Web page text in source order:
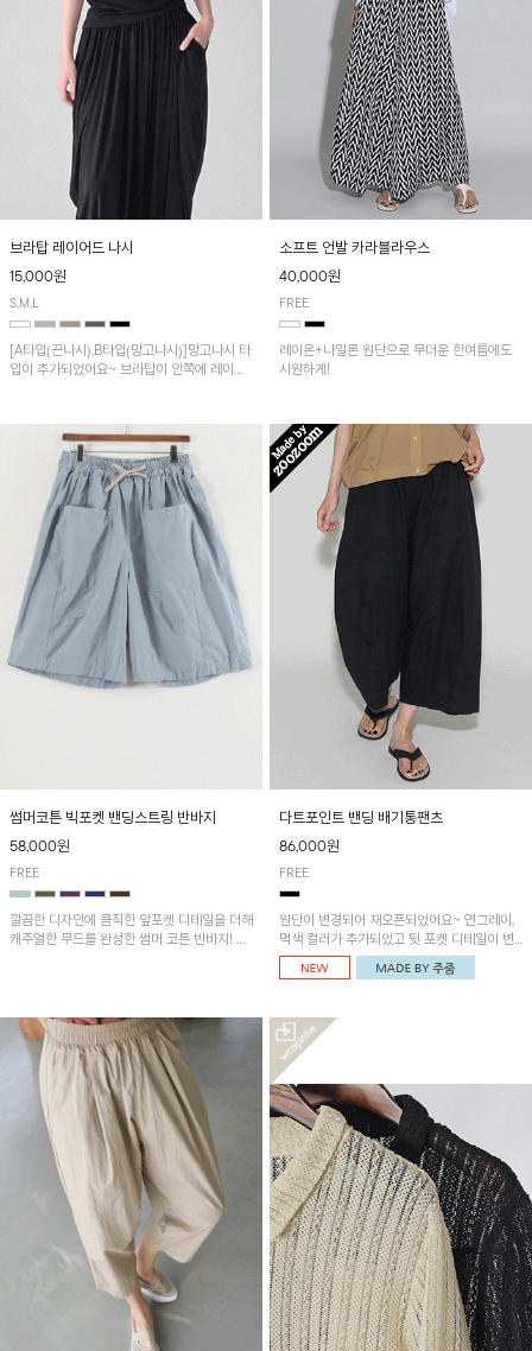
브라탑 레이어드 나시
15,000원
S,M,L
[A타입(끈나시),B타입(망고나시)]망고나시 타
입이 추가되었어요~ 브라탑이 안쪽에 레이어
소프트 언발 카라블라우스
40,000원
FREE
레이온+나일론 원단으로 무더운 한여름에도
시원하게!
썸머코튼 빅포켓 밴딩스트링 반바지
58,000원
FREE
깔끔한 디자인에 큼직한 앞포켓 디테일을 더해
캐주얼한 무드를 완성한 썸머 코튼 반바지! 허
다트포인트 밴딩 배기통팬츠
86,000원
FREE
원단이 변경되어 재오픈되었어요~ 연그레이,
먹색 컬러가 추가되었고 뒷 포켓 디테일이 변
경되었습니다~가볍고 시원하게 착용되는 배
기통팬츠! 허리밴딩과 여유로운 통으로 편안해